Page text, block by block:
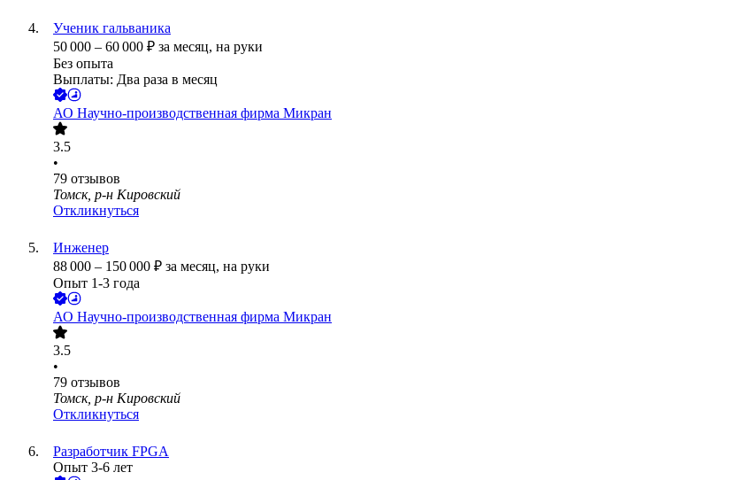
Ученик гальваника
50 000 – 60 000 ₽ за месяц, на руки
Без опыта
Выплаты: Два раза в месяц
АО Научно-производственная фирма Микран
3.5
•
79 отзывов
Томск, р-н Кировский
Откликнуться
Инженер
88 000 – 150 000 ₽ за месяц, на руки
Опыт 1-3 года
АО Научно-производственная фирма Микран
3.5
•
79 отзывов
Томск, р-н Кировский
Откликнуться
Разработчик FPGA
Опыт 3-6 лет